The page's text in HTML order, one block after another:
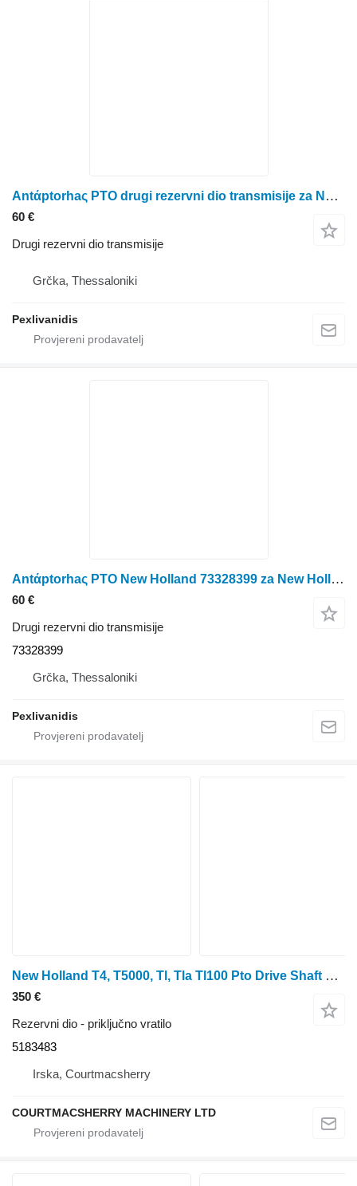
Antάptorhaς PTO drugi rezervni dio transmisije za New Holland traktora na kotačima
60 €
Drugi rezervni dio transmisije
Grčka, Thessaloniki
Pexlivanidis
Antάptorhaς PTO New Holland 73328399 za New Holland traktora na kotačima
60 €
Drugi rezervni dio transmisije
73328399
Grčka, Thessaloniki
Pexlivanidis
New Holland T4, T5000, Tl, Tla Tl100 Pto Drive Shaft 5183483 priključno vratilo za traktora na kotačima
350 €
Rezervni dio - priključno vratilo
5183483
Irska, Courtmacsherry
COURTMACSHERRY MACHINERY LTD